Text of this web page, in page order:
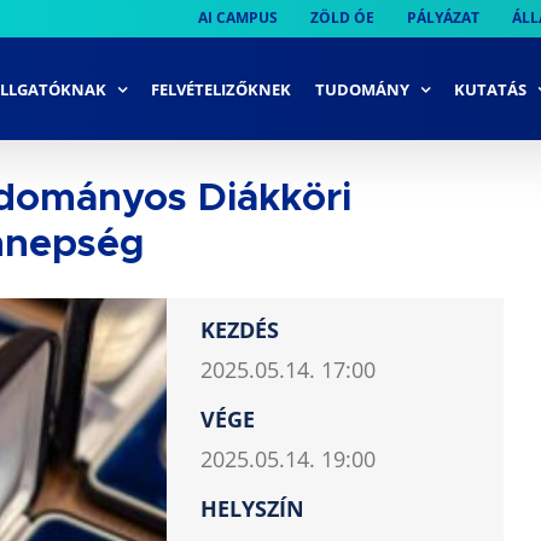
AI CAMPUS ZÖLD ÓE PÁLYÁZAT
FELVÉTELIZŐKNEK TUDOMÁNY KUTATÁS
Diákköri
KEZDÉS
2025.05.14. 17:00
VÉGE
2025.05.14. 19:00
HELYSZÍN